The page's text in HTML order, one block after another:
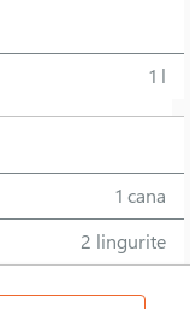
1 l
1 cana
2 lingurite